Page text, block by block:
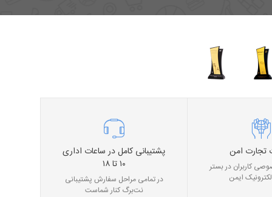
تجارت امن
کاربران در بستر
ایمن
پشتیبانی کامل در ساعات اداری
۱۰ تا ۱۸
در تمامی مراحل سفارش پشتیبانی
نت‌برگ کنار شماست